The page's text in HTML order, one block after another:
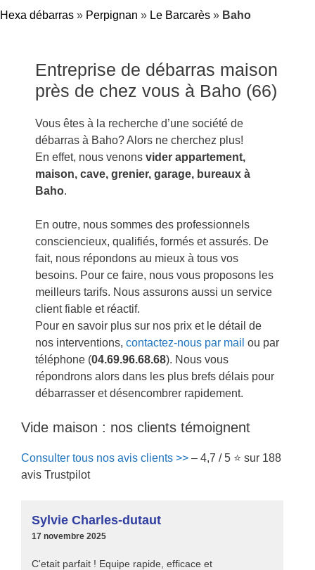
Hexa débarras » Perpignan » Le Barcarès » Baho
Entreprise de débarras maison
près de chez vous à Baho (66)
Vous êtes à la recherche d’une société de
débarras à Baho? Alors ne cherchez plus!
En effet, nous venons vider appartement,
maison, cave, grenier, garage, bureaux à
Baho.
En outre, nous sommes des professionnels
consciencieux, qualifiés, formés et assurés. De
fait, nous répondons au mieux à tous vos
besoins. Pour ce faire, nous vous proposons les
meilleurs tarifs. Nous assurons aussi un service
client fiable et réactif.
Pour en savoir plus sur nos prix et le détail de
nos interventions, contactez-nous par mail ou par
téléphone (04.69.96.68.68). Nous vous
répondrons alors dans les plus brefs délais pour
débarrasser et désencombrer rapidement.
Vide maison : nos clients témoignent
Consulter tous nos avis clients >> – 4,7 / 5 ⭐ sur 188
avis Trustpilot
Sylvie Charles-dutaut
17 novembre 2025
C'etait parfait ! Equipe rapide, efficace et